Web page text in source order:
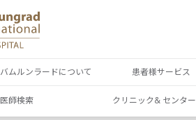
バムルンラードについて 患者様サービス
医師検索 クリニック& センター